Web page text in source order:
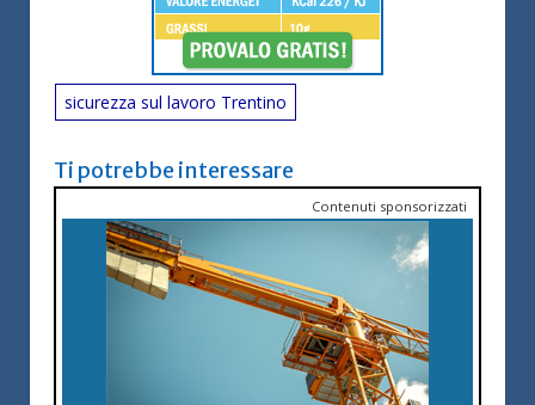
sicurezza sul lavoro Trentino
Ti potrebbe interessare
Contenuti sponsorizzati